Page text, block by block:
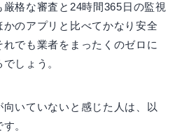
厳格な審査と24時間365日の監視
のアプリと比べてかなり安全
でも業者をまったくのゼロに
しょう。
向いていないと感じた人は、以
。